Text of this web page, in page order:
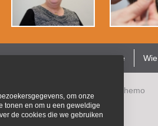
Home
Alopecia door chemo
Brandwonden
Haarstukken
om onze
tonen en om u een geweldige
de cookies die we gebruiken